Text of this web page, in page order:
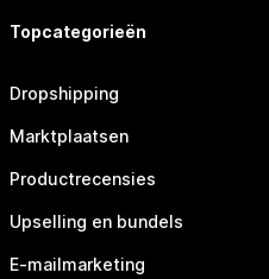
Topcategorieën
Dropshipping
Marktplaatsen
Productrecensies
Upselling en bundels
E-mailmarketing